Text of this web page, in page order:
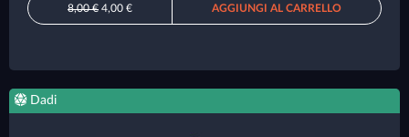
8,00 € 4,00 € AGGIUNGI AL CARRELLO
Dadi